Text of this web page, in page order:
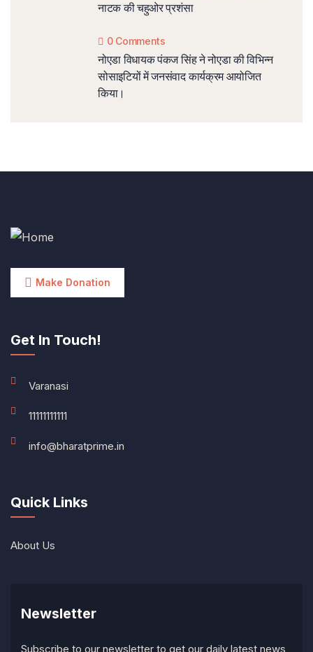
नाटक की चहुओर प्रशंसा
0 Comments
नोएडा विधायक पंकज सिंह ने नोएडा की विभिन्न
सोसाइटियों में जनसंवाद कार्यक्रम आयोजित
किया।
Make Donation
Get In Touch!
Varanasi
11111111111
info@bharatprime.in
Quick Links
About Us
Newsletter
Subscribe to our newsletter to get our daily latest news